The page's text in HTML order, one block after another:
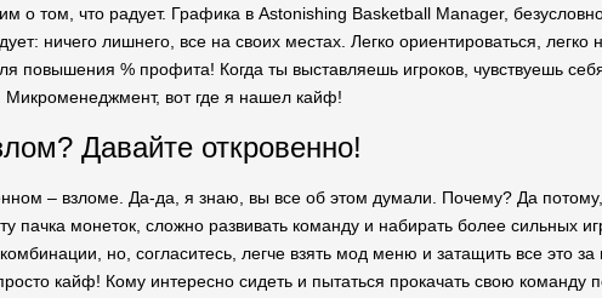
о том, что радует. Графика в Astonishing Basketball Manager,
ничего лишнего, все на своих местах. Легко ориентироваться,
повышения % профита! Когда ты выставляешь игроков, чувствуешь
Микроменеджмент, вот где я нашел кайф!
Давайте откровенно!
– взломе. Да-да, я знаю, вы все об этом думали. Почему? Да
пачка монеток, сложно развивать команду и набирать более сильных
но, согласитесь, легче взять мод меню и затащить все это
кайф! Кому интересно сидеть и пытаться прокачать свою команду